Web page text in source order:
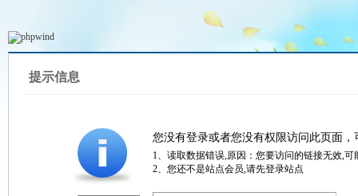
提示信息
您没有登录或者您没有权限访问此页面
1、读取数据错误,原因：您要访问的链接无效,
2、您还不是站点会员,请先登录站点